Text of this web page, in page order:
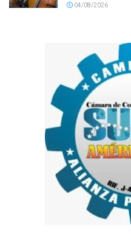
04/08/2026